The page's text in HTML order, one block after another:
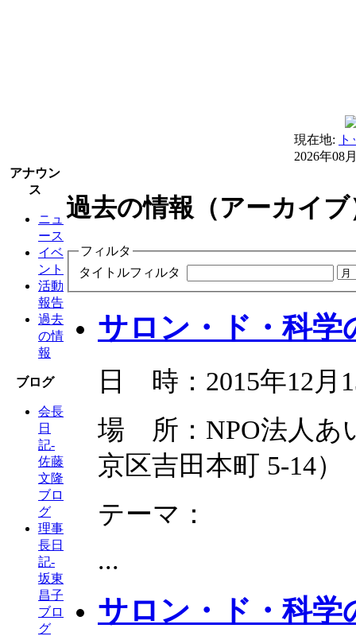
現在地:
2026年08
アナウン
ス
ニュ
ース
イベ
ント
活動
報告
過去
の情
報
ブログ
会長
日
記-
佐藤
文隆
ブロ
グ
理事
長日
記-
坂東
昌子
ブロ
グ
過去の情報（アーカイブ
フィルタ
タイトルフィルタ
サロン・ド・科学
日 時：2015年12月
場 所：NPO法人あ
京区吉田本町 5-14）
テーマ：
...
サロン・ド・科学